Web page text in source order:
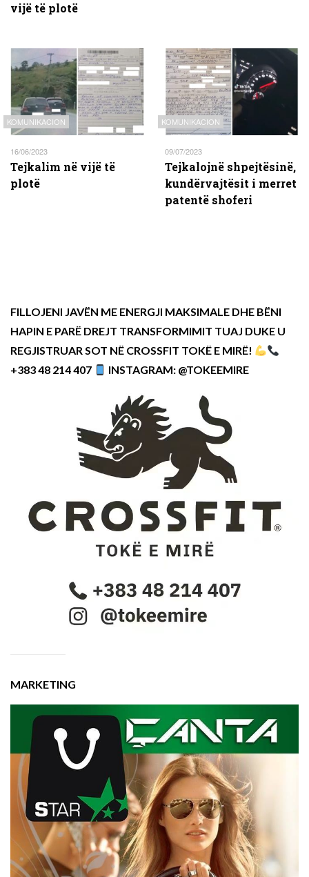
vijë të plotë
KOMUNIKACION
16/06/2023
Tejkalim në vijë të
plotë
KOMUNIKACION
09/07/2023
Tejkalojnë shpejtësinë,
kundërvajtësit i merret
patentë shoferi
FILLOJENI JAVËN ME ENERGJI MAKSIMALE DHE BËNI
HAPIN E PARË DREJT TRANSFORMIMIT TUAJ DUKE U
REGJISTRUAR SOT NË CROSSFIT TOKË E MIRË!
+383 48 214 407
INSTAGRAM: @TOKEEMIRE
MARKETING